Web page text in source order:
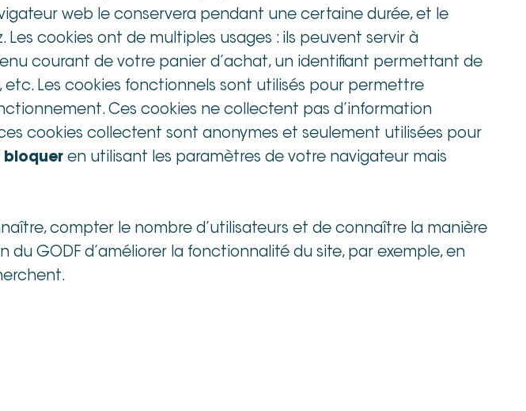
web le conservera pendant une certaine durée, et le
cookies ont de multiples usages : ils peuvent servir à
courant de votre panier d’achat, un identifiant permettant de
Les cookies fonctionnels sont utilisés pour permettre
Ces cookies ne collectent pas d’information
cookies collectent sont anonymes et seulement utilisées pour
bloquer en utilisant les paramètres de votre navigateur mais
compter le nombre d’utilisateurs et de connaître la manière
GODF d’améliorer la fonctionnalité du site, par exemple, en